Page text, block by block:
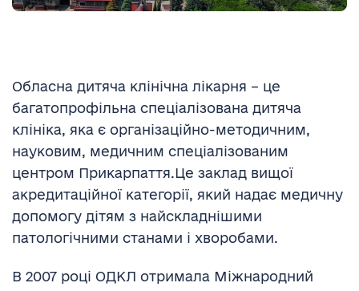
Обласна дитяча клінічна лікарня – це
багатопрофільна спеціалізована дитяча
клініка, яка є організаційно-методичним,
науковим, медичним спеціалізованим
центром Прикарпаття.Це заклад вищої
акредитаційної категорії, який надає медичну
допомогу дітям з найскладнішими
патологічними станами і хворобами.
В 2007 році ОДКЛ отримала Міжнародний